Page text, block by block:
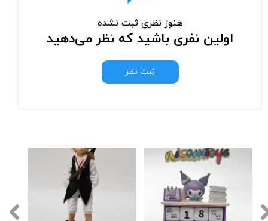
هنوز نظری ثبت نشده
اولین نفری باشید که نظر می‌دهید
ثبت نظر